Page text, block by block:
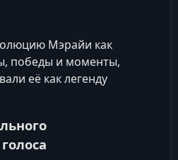
Мэрайи как
победы и моменты,
её как легенду